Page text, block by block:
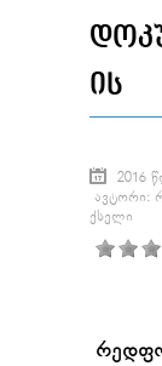
ᲘᲡ
2016
ᲐᲕᲢᲝᲠᲘ:
ᲥᲡᲔᲚᲘ